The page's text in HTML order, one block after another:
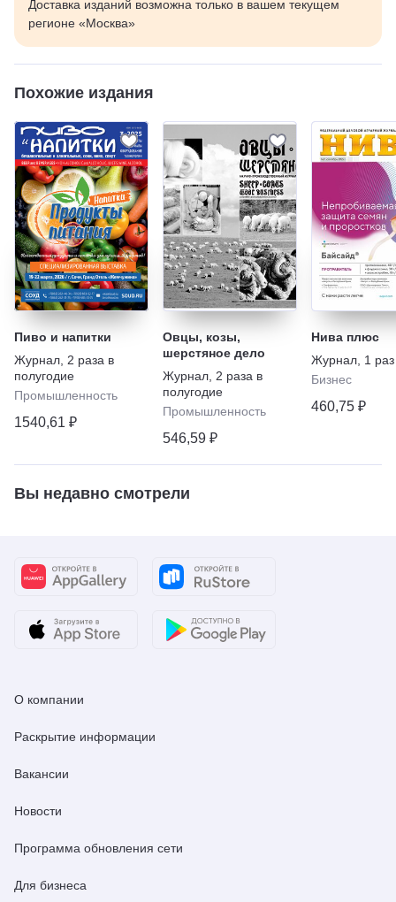
Доставка изданий возможна только в вашем текущем
регионе «Москва»
Похожие издания
Пиво и напитки
Журнал 2 раза в
полугодие
Промышленность
1540,61 ₽
Овцы, козы,
шерстяное дело
Журнал 2 раза в
полугодие
Промышленность
546,59 ₽
Нива плюс
Журнал 1
Бизнес
460,75 ₽
Вы недавно смотрели
О компании
Раскрытие информации
Вакансии
Новости
Программа обновления сети
Для бизнеса